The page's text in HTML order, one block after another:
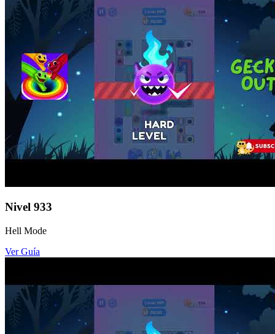
Nivel 933
Hell Mode
Ver Guía